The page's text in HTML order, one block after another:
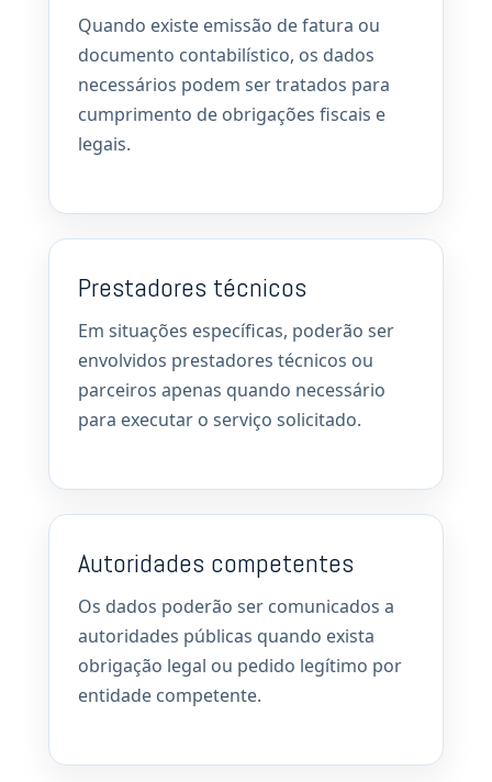
Quando existe emissão de fatura ou
documento contabilístico, os dados
necessários podem ser tratados para
cumprimento de obrigações fiscais e
legais.
Prestadores técnicos
Em situações específicas, poderão ser
envolvidos prestadores técnicos ou
parceiros apenas quando necessário
para executar o serviço solicitado.
Autoridades competentes
Os dados poderão ser comunicados a
autoridades públicas quando exista
obrigação legal ou pedido legítimo por
entidade competente.